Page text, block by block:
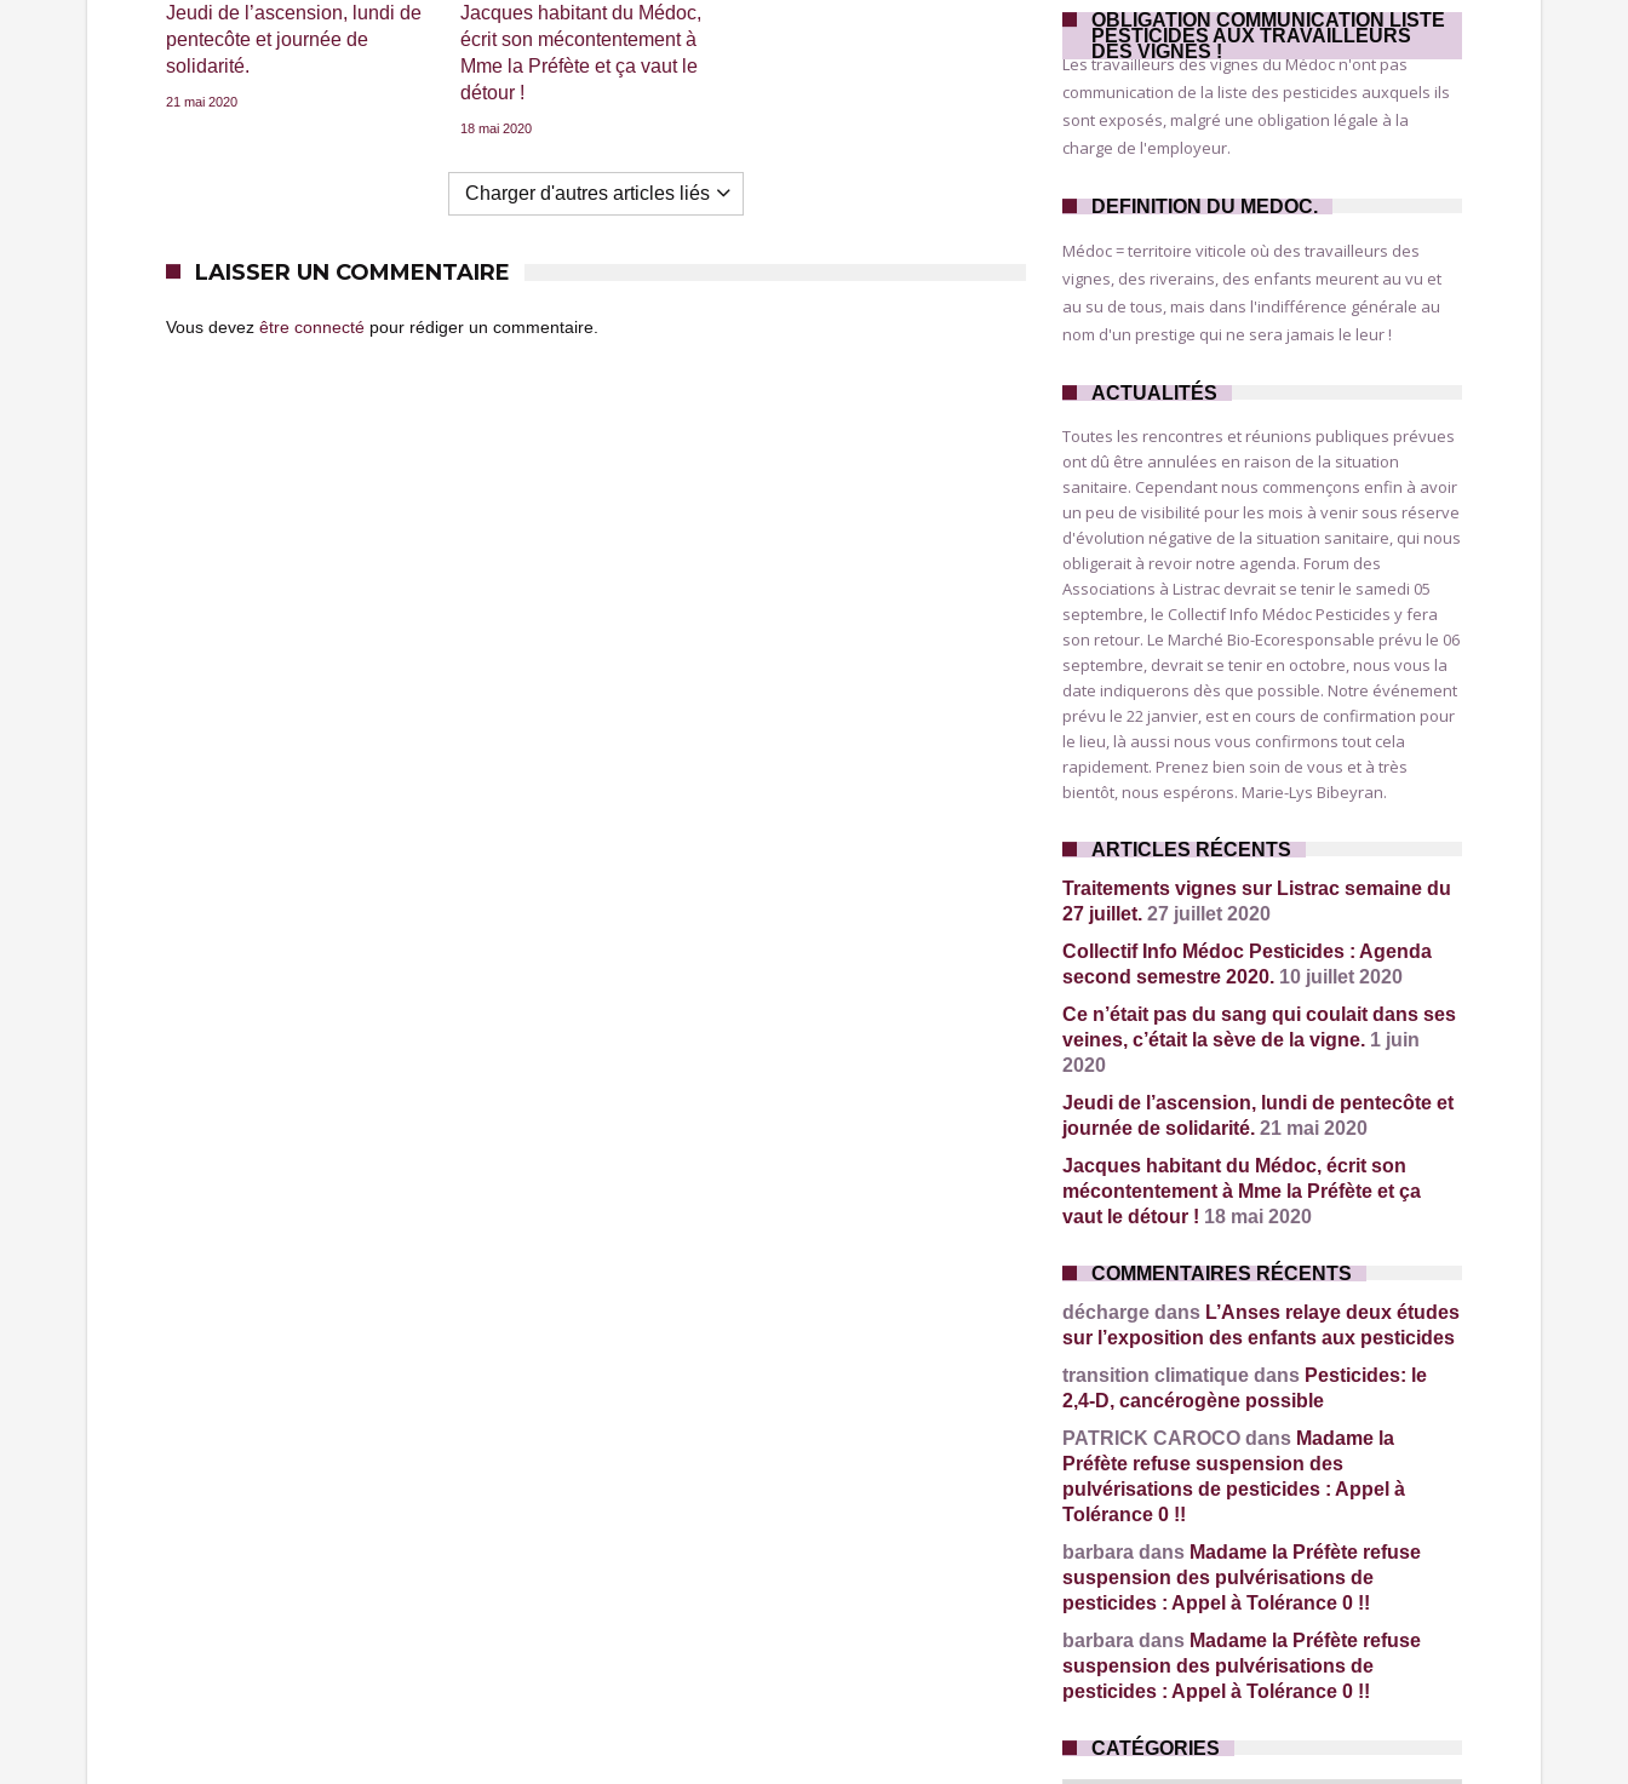
Jeudi de l’ascension, lundi de
pentecôte et journée de
solidarité.
21 mai 2020
Jacques habitant du Médoc,
écrit son mécontentement à
Mme la Préfète et ça vaut le
détour !
18 mai 2020
Charger d'autres articles liés
LAISSER UN COMMENTAIRE
Vous devez être connecté pour rédiger un commentaire.
OBLIGATION COMMUNICATION LISTE
PESTICIDES AUX TRAVAILLEURS
DES VIGNES !
Les travailleurs des vignes du Médoc n'ont pas
communication de la liste des pesticides auxquels ils
sont exposés, malgré une obligation légale à la
charge de l'employeur.
DEFINITION DU MEDOC.
Médoc = territoire viticole où des travailleurs des
vignes, des riverains, des enfants meurent au vu et
au su de tous, mais dans l'indifférence générale au
nom d'un prestige qui ne sera jamais le leur !
ACTUALITÉS
Toutes les rencontres et réunions publiques prévues
ont dû être annulées en raison de la situation
sanitaire. Cependant nous commençons enfin à avoir
un peu de visibilité pour les mois à venir sous réserve
d'évolution négative de la situation sanitaire, qui nous
obligerait à revoir notre agenda. Forum des
Associations à Listrac devrait se tenir le samedi 05
septembre, le Collectif Info Médoc Pesticides y fera
son retour. Le Marché Bio-Ecoresponsable prévu le 06
septembre, devrait se tenir en octobre, nous vous la
date indiquerons dès que possible. Notre événement
prévu le 22 janvier, est en cours de confirmation pour
le lieu, là aussi nous vous confirmons tout cela
rapidement. Prenez bien soin de vous et à très
bientôt, nous espérons. Marie-Lys Bibeyran.
ARTICLES RÉCENTS
Traitements vignes sur Listrac semaine du
27 juillet. 27 juillet 2020
Collectif Info Médoc Pesticides : Agenda
second semestre 2020. 10 juillet 2020
Ce n’était pas du sang qui coulait dans ses
veines, c’était la sève de la vigne. 1 juin
2020
Jeudi de l’ascension, lundi de pentecôte et
journée de solidarité. 21 mai 2020
Jacques habitant du Médoc, écrit son
mécontentement à Mme la Préfète et ça
vaut le détour ! 18 mai 2020
COMMENTAIRES RÉCENTS
décharge dans L’Anses relaye deux études
sur l’exposition des enfants aux pesticides
transition climatique dans Pesticides: le
2,4-D, cancérogène possible
PATRICK CAROCO dans Madame la
Préfète refuse suspension des
pulvérisations de pesticides : Appel à
Tolérance 0 !!
barbara dans Madame la Préfète refuse
suspension des pulvérisations de
pesticides : Appel à Tolérance 0 !!
barbara dans Madame la Préfète refuse
suspension des pulvérisations de
pesticides : Appel à Tolérance 0 !!
CATÉGORIES